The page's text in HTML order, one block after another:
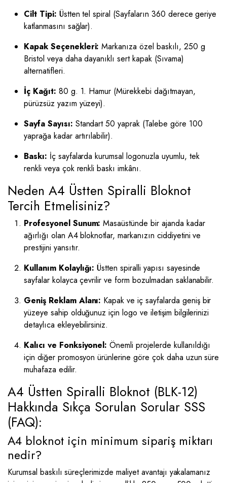
Cilt Tipi: Üstten tel spiral (Sayfaların 360 derece geriye
katlanmasını sağlar).
Kapak Seçenekleri: Markanıza özel baskılı, 250 g
Bristol veya daha dayanıklı sert kapak (Sıvama)
alternatifleri.
İç Kağıt: 80 g. 1. Hamur (Mürekkebi dağıtmayan,
pürüzsüz yazım yüzeyi).
Sayfa Sayısı: Standart 50 yaprak (Talebe göre 100
yaprağa kadar artırılabilir).
Baskı: İç sayfalarda kurumsal logonuzla uyumlu, tek
renkli veya çok renkli baskı imkânı.
Neden A4 Üstten Spiralli Bloknot
Tercih Etmelisiniz?
Profesyonel Sunum: Masaüstünde bir ajanda kadar
ağırlığı olan A4 bloknotlar, markanızın ciddiyetini ve
prestijini yansıtır.
Kullanım Kolaylığı: Üstten spiralli yapısı sayesinde
sayfalar kolayca çevrilir ve form bozulmadan saklanabilir.
Geniş Reklam Alanı: Kapak ve iç sayfalarda geniş bir
yüzeye sahip olduğunuz için logo ve iletişim bilgilerinizi
detaylıca ekleyebilirsiniz.
Kalıcı ve Fonksiyonel: Önemli projelerde kullanıldığı
için diğer promosyon ürünlerine göre çok daha uzun süre
muhafaza edilir.
A4 Üstten Spiralli Bloknot (BLK-12)
Hakkında Sıkça Sorulan Sorular SSS
(FAQ):
A4 bloknot için minimum sipariş miktarı
nedir?
Kurumsal baskılı süreçlerimizde maliyet avantajı yakalamanız